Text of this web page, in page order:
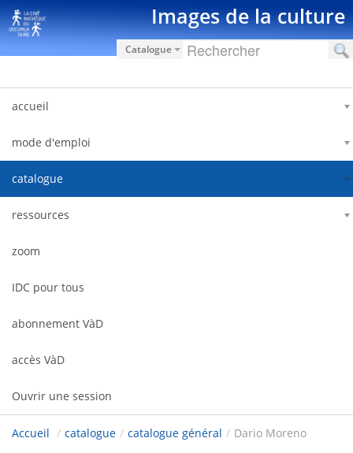
Saut au contenu Images de la culture
Catalogue
accueil
mode d'emploi
catalogue
ressources
zoom
IDC pour tous
abonnement VàD
accès VàD
Ouvrir une session
Accueil / catalogue / catalogue général / Dario Moreno